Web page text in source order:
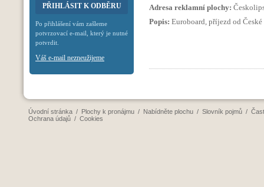
Adresa reklamní plochy:
Popis: Euroboard, příjezd od
Po přihlášení vám zašleme
potvrzovací e-mail, který je nutné
potvrdit.
Váš e-mail nezneužijeme
Úvodní stránka / Plochy k pronájmu / Nabídněte plochu / Slovník pojmů /
Ochrana údajů / Cookies